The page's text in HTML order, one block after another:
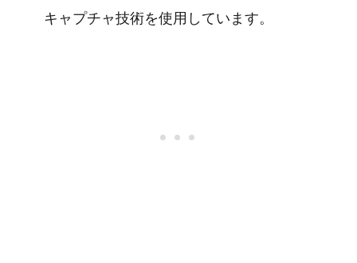
キャプチャ技術を使用しています。